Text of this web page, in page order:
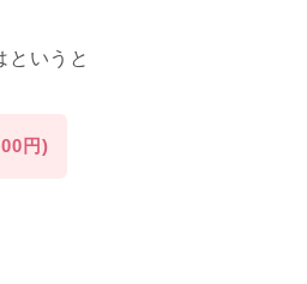
というと
円)